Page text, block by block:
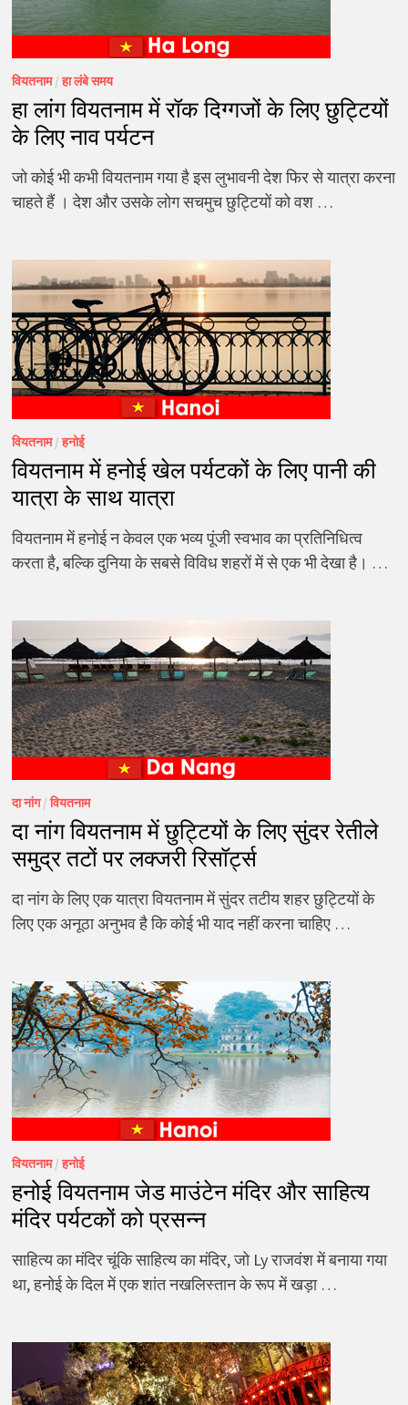
वियतनाम/हा लंबे समय
हा लांग वियतनाम में रॉक दिग्गजों के लिए छुट्टियों
के लिए नाव पर्यटन
जो कोई भी कभी वियतनाम गया है इस लुभावनी देश फिर से यात्रा करना
चाहते हैं । देश और उसके लोग सचमुच छुट्टियों को वश …
वियतनाम/हनोई
वियतनाम में हनोई खेल पर्यटकों के लिए पानी की
यात्रा के साथ यात्रा
वियतनाम में हनोई न केवल एक भव्य पूंजी स्वभाव का प्रतिनिधित्व
करता है, बल्कि दुनिया के सबसे विविध शहरों में से एक भी देखा है। …
दा नांग/वियतनाम
दा नांग वियतनाम में छुट्टियों के लिए सुंदर रेतीले
समुद्र तटों पर लक्जरी रिसॉर्ट्स
दा नांग के लिए एक यात्रा वियतनाम में सुंदर तटीय शहर छुट्टियों के
लिए एक अनूठा अनुभव है कि कोई भी याद नहीं करना चाहिए …
वियतनाम/हनोई
हनोई वियतनाम जेड माउंटेन मंदिर और साहित्य
मंदिर पर्यटकों को प्रसन्न
साहित्य का मंदिर चूंकि साहित्य का मंदिर, जो Ly राजवंश में बनाया गया
था, हनोई के दिल में एक शांत नखलिस्तान के रूप में खड़ा …